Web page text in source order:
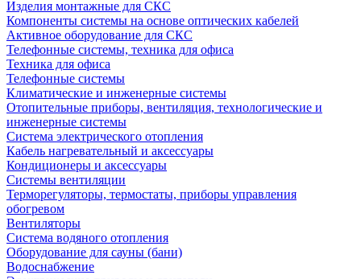
Изделия монтажные для СКС
Компоненты системы на основе оптических кабелей
Активное оборудование для СКС
Телефонные системы, техника для офиса
Техника для офиса
Телефонные системы
Климатические и инженерные системы
Отопительные приборы, вентиляция, технологические и
инженерные системы
Система электрического отопления
Кабель нагревательный и аксессуары
Кондиционеры и аксессуары
Системы вентиляции
Терморегуляторы, термостаты, приборы управления
обогревом
Вентиляторы
Система водяного отопления
Оборудование для сауны (бани)
Водоснабжение